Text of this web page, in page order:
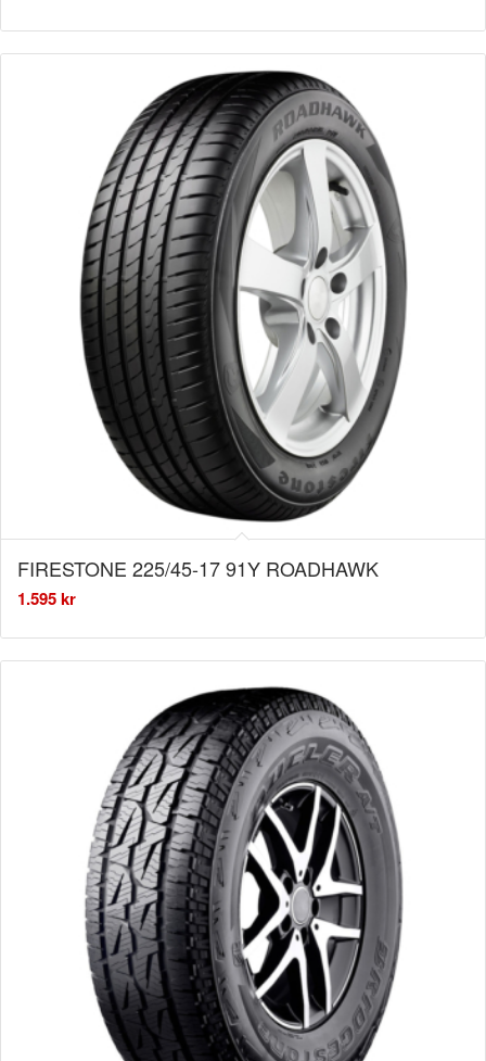
FIRESTONE 225/45-17 91Y ROADHAWK
1.595kr